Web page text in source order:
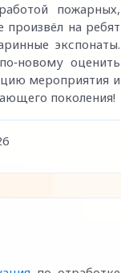
пожарных,
на ребят
экспонаты.
оценить
мероприятия и
поколения!